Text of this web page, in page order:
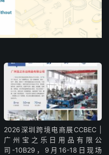
2026深圳跨境电商展CCBEC |
广州宝之乐日用品有限公
司-10B29，9月16-18日现场